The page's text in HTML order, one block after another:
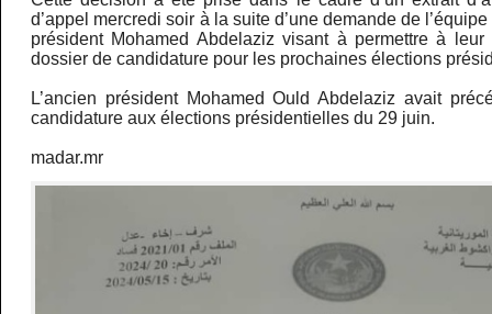
d’appel mercredi soir à la suite d’une demande de
président Mohamed Abdelaziz visant à permettre à
dossier de candidature pour les prochaines élections
L’ancien président Mohamed Ould Abdelaziz avait
candidature aux élections présidentielles du 29 juin.
madar.mr